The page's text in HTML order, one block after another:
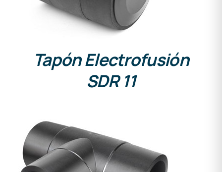
Tapón Electrofusión
SDR 11